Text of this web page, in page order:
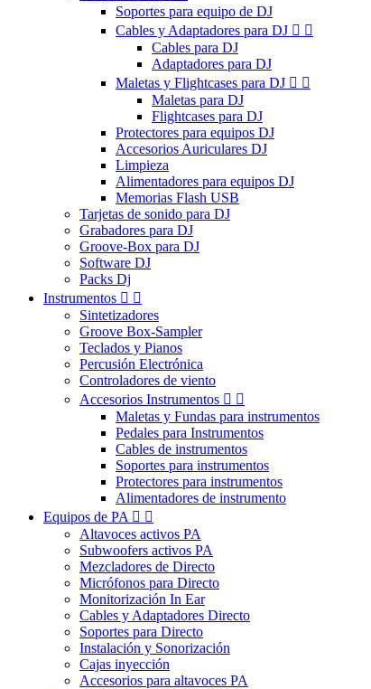
Soportes para equipo de DJ
Cables y Adaptadores para DJ  
Cables para DJ
Adaptadores para DJ
Maletas y Flightcases para DJ  
Maletas para DJ
Flightcases para DJ
Protectores para equipos DJ
Accesorios Auriculares DJ
Limpieza
Alimentadores para equipos DJ
Memorias Flash USB
Tarjetas de sonido para DJ
Grabadores para DJ
Groove-Box para DJ
Software DJ
Packs Dj
Instrumentos  
Sintetizadores
Groove Box-Sampler
Teclados y Pianos
Percusión Electrónica
Controladores de viento
Accesorios Instrumentos  
Maletas y Fundas para instrumentos
Pedales para Instrumentos
Cables de instrumentos
Soportes para instrumentos
Protectores para instrumentos
Alimentadores de instrumento
Equipos de PA  
Altavoces activos PA
Subwoofers activos PA
Mezcladores de Directo
Micrófonos para Directo
Monitorización In Ear
Cables y Adaptadores Directo
Soportes para Directo
Instalación y Sonorización
Cajas inyección
Accesorios para altavoces PA